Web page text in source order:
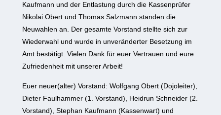
Kaufmann und der Entlastung durch die Kassenprüfer
Nikolai Obert und Thomas Salzmann standen die
Neuwahlen an. Der gesamte Vorstand stellte sich zur
Wiederwahl und wurde in unveränderter Besetzung im
Amt bestätigt. Vielen Dank für euer Vertrauen und eure
Zufriedenheit mit unserer Arbeit!
Euer neuer(alter) Vorstand: Wolfgang Obert (Dojoleiter),
Dieter Faulhammer (1. Vorstand), Heidrun Schneider (2.
Vorstand), Stephan Kaufmann (Kassenwart) und